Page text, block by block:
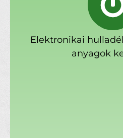
Elektronikai
anyagok